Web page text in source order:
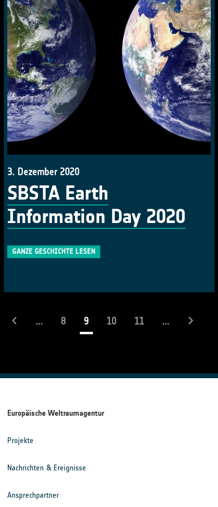
3. Dezember 2020
SBSTA Earth
Information Day 2020
GANZE GESCHICHTE LESEN
... 8 9(laufend)
10 11 ...
Europäische Weltraumagentur
Projekte
Nachrichten & Ereignisse
Ansprechpartner